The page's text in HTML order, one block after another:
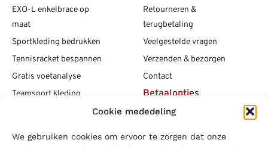
Cookie mededeling
We gebruiken cookies om ervoor te zorgen dat onze
EXO-L enkelbrace op
maat
Sportkleding bedrukken
Tennisracket bespannen
Gratis voetanalyse
Teamsport kleding
Retourneren &
terugbetaling
Veelgestelde vragen
Verzenden & bezorgen
Contact
Betaalopties
Social media